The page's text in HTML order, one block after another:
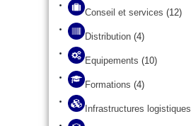
Conseil et services (12)
Distribution (4)
Equipements (10)
Formations (4)
Infrastructures logistiques